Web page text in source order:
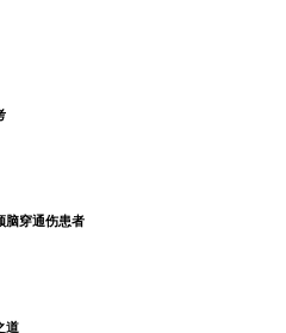
脑穿通伤患者
道